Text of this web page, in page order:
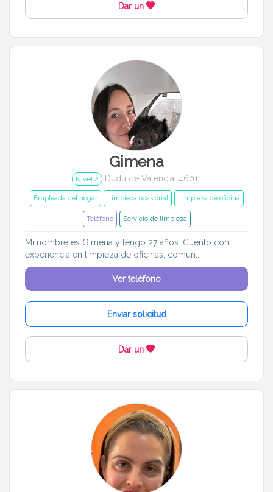
Dar un
Gimena
Nivel 2 Dudú de Valencia, 46011
Empleada del hogar Limpieza ocasional Limpieza de oficina
Teléfono Servicio de limpieza
Mi nombre es Gimena y tengo 27 años. Cuento con
experiencia en limpieza de oficinas, comun...
Ver teléfono
Enviar solicitud
Dar un